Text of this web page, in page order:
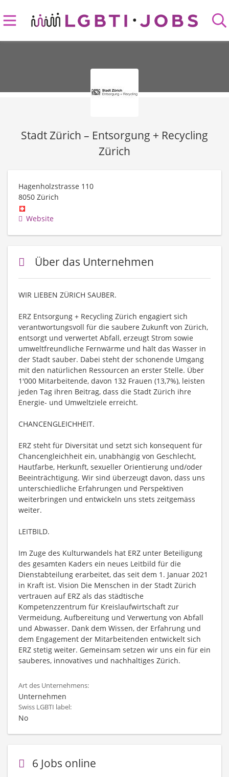
Stadt Zürich – Entsorgung + Recycling
Zürich
Hagenholzstrasse 110
8050 Zürich
Website
Über das Unternehmen
WIR LIEBEN ZÜRICH SAUBER.
ERZ Entsorgung + Recycling Zürich engagiert sich
verantwortungsvoll für die saubere Zukunft von Zürich,
entsorgt und verwertet Abfall, erzeugt Strom sowie
umweltfreundliche Fernwärme und hält das Wasser in
der Stadt sauber. Dabei steht der schonende Umgang
mit den natürlichen Ressourcen an erster Stelle. Über
1'000 Mitarbeitende, davon 132 Frauen (13,7%), leisten
jeden Tag ihren Beitrag, dass die Stadt Zürich ihre
Energie- und Umweltziele erreicht.
CHANCENGLEICHHEIT.
ERZ steht für Diversität und setzt sich konsequent für
Chancengleichheit ein, unabhängig von Geschlecht,
Hautfarbe, Herkunft, sexueller Orientierung und/oder
Beeinträchtigung. Wir sind überzeugt davon, dass uns
unterschiedliche Erfahrungen und Perspektiven
weiterbringen und entwickeln uns stets zeitgemäss
weiter.
LEITBILD.
Im Zuge des Kulturwandels hat ERZ unter Beteiligung
des gesamten Kaders ein neues Leitbild für die
Dienstabteilung erarbeitet, das seit dem 1. Januar 2021
in Kraft ist. Vision Die Menschen in der Stadt Zürich
vertrauen auf ERZ als das städtische
Kompetenzzentrum für Kreislaufwirtschaft zur
Vermeidung, Aufbereitung und Verwertung von Abfall
und Abwasser. Dank dem Wissen, der Erfahrung und
dem Engagement der Mitarbeitenden entwickelt sich
ERZ stetig weiter. Gemeinsam setzen wir uns ein für ein
sauberes, innovatives und nachhaltiges Zürich.
Art des Unternehmens:
Unternehmen
Swiss LGBTI label:
No
6 Jobs online